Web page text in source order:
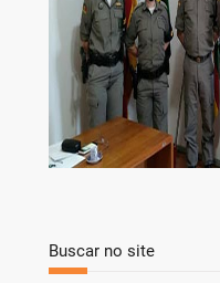
Buscar no site